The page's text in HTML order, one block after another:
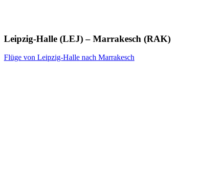
Leipzig-Halle (LEJ) – Marrakesch (RAK)
Flüge von Leipzig-Halle nach Marrakesch